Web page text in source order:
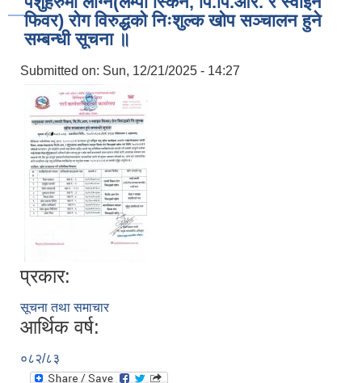
फिवर) रोग विरुद्धको निःशुल्क खोप सञ्चालन हुने
सम्बन्धी सूचना ॥
Submitted on: Sun, 12/21/2025 - 14:27
प्रकार:
सूचना तथा समाचार
आर्थिक वर्ष:
०८२/८३